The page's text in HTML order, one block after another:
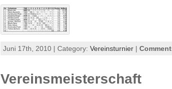
Juni 17th, 2010 | Category: Vereinsturnier |
Vereinsmeisterschaft